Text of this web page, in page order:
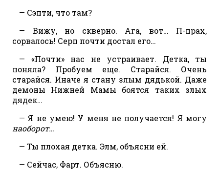
— Сэпти, что там?
— Вижу, но скверно. Ага, вот… П-прах,
сорвалось! Серп почти достал его…
— «Почти» нас не устраивает. Детка, ты
поняла? Пробуем еще. Старайся. Очень
старайся. Иначе я стану злым дядькой. Даже
демоны Нижней Мамы боятся таких злых
дядек…
— Я не умею! У меня не получается! Я могу
наоборот…
— Ты плохая детка. Элм, объясни ей.
— Сейчас, Фарт. Объясню.